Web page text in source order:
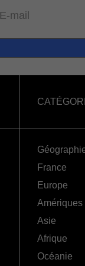
E-mail
France
Europe
Amériques
Asie
Afrique
Océanie